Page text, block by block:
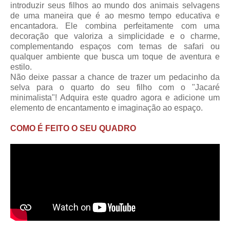
introduzir seus filhos ao mundo dos animais selvagens
de uma maneira que é ao mesmo tempo educativa e
encantadora. Ele combina perfeitamente com uma
decoração que valoriza a simplicidade e o charme,
complementando espaços com temas de safari ou
qualquer ambiente que busca um toque de aventura e
estilo.
Não deixe passar a chance de trazer um pedacinho da
selva para o quarto do seu filho com o "Jacaré
minimalista"! Adquira este quadro agora e adicione um
elemento de encantamento e imaginação ao espaço.
COMO É FEITO O SEU QUADRO